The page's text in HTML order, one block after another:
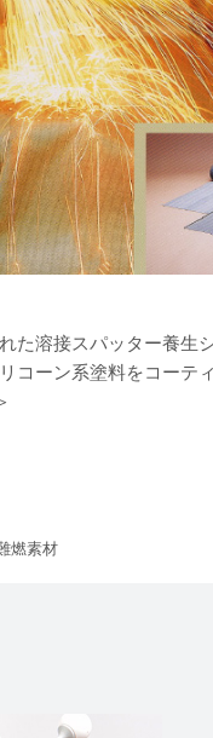
た溶接スパッター養生
コーン系塗料をコーテ
燃素材